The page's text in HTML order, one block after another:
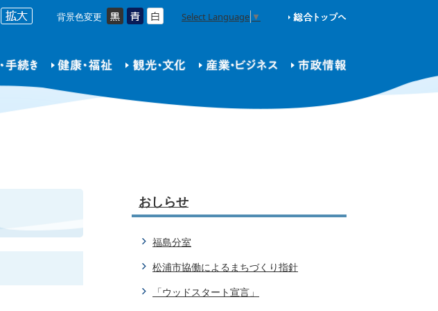
背景色変更 Select Language ▼
おしらせ
福島分室
松浦市協働によるまちづくり指針
「ウッドスタート宣言」